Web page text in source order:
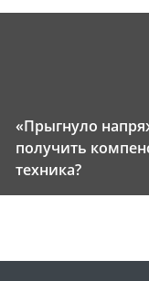
«Прыгнуло
получить
техника?